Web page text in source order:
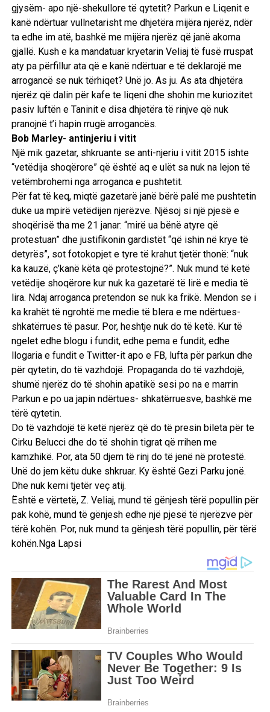
gjysëm- apo një-shekullore të qytetit? Parkun e Liqenit e
kanë ndërtuar vullnetarisht me dhjetëra mijëra njerëz, ndër
ta edhe im atë, bashkë me mijëra njerëz që janë akoma
gjallë. Kush e ka mandatuar kryetarin Veliaj të fusë rruspat
aty pa përfillur ata që e kanë ndërtuar e të deklarojë me
arrogancë se nuk tërhiqet? Unë jo. As ju. As ata dhjetëra
njerëz që dalin për kafe te liqeni dhe shohin me kuriozitet
pasiv luftën e Taninit e disa dhjetëra të rinjve që nuk
pranojnë t’i hapin rrugë arrogancës.
Bob Marley- antinjeriu i vitit
Një mik gazetar, shkruante se anti-njeriu i vitit 2015 ishte
“vetëdija shoqërore” që është aq e ulët sa nuk na lejon të
vetëmbrohemi nga arroganca e pushtetit.
Për fat të keq, miqtë gazetarë janë bërë palë me pushtetin
duke ua mpirë vetëdijen njerëzve. Njësoj si një pjesë e
shoqërisë tha me 21 janar: “mirë ua bënë atyre që
protestuan” dhe justifikonin gardistët “që ishin në krye të
detyrës”, sot fotokopjet e tyre të krahut tjetër thonë: “nuk
ka kauzë, ç’kanë këta që protestojnë?”. Nuk mund të ketë
vetëdije shoqërore kur nuk ka gazetarë të lirë e media të
lira. Ndaj arroganca pretendon se nuk ka frikë. Mendon se i
ka krahët të ngrohtë me medie të blera e me ndërtues-
shkatërrues të pasur. Por, heshtje nuk do të ketë. Kur të
ngelet edhe blogu i fundit, edhe pema e fundit, edhe
llogaria e fundit e Twitter-it apo e FB, lufta për parkun dhe
për qytetin, do të vazhdojë. Propaganda do të vazhdojë,
shumë njerëz do të shohin apatikë sesi po na e marrin
Parkun e po ua japin ndërtues- shkatërruesve, bashkë me
tërë qytetin.
Do të vazhdojë të ketë njerëz që do të presin bileta për te
Cirku Belucci dhe do të shohin tigrat që rrihen me
kamzhikë. Por, ata 50 djem të rinj do të jenë në protestë.
Unë do jem këtu duke shkruar. Ky është Gezi Parku jonë.
Dhe nuk kemi tjetër veç atij.
Është e vërtetë, Z. Veliaj, mund të gënjesh tërë popullin për
pak kohë, mund të gënjesh edhe një pjesë të njerëzve për
tërë kohën. Por, nuk mund ta gënjesh tërë popullin, për tërë
kohën.Nga Lapsi